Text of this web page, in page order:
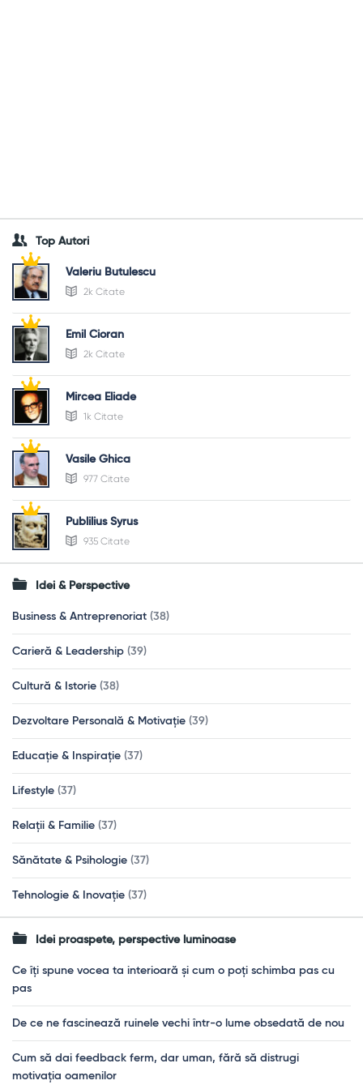
Top Autori
Valeriu Butulescu
2k Citate
Emil Cioran
2k Citate
Mircea Eliade
1k Citate
Vasile Ghica
977 Citate
Publilius Syrus
935 Citate
Idei & Perspective
Business & Antreprenoriat (38)
Carieră & Leadership (39)
Cultură & Istorie (38)
Dezvoltare Personală & Motivație (39)
Educație & Inspirație (37)
Lifestyle (37)
Relații & Familie (37)
Sănătate & Psihologie (37)
Tehnologie & Inovație (37)
Idei proaspete, perspective luminoase
Ce îți spune vocea ta interioară și cum o poți schimba pas cu
pas
De ce ne fascinează ruinele vechi într-o lume obsedată de nou
Cum să dai feedback ferm, dar uman, fără să distrugi
motivația oamenilor